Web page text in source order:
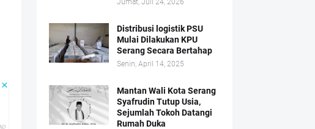
Jumat, Juli 24, 2026
Distribusi logistik PSU
Mulai Dilakukan KPU
Serang Secara Bertahap
Senin, April 14, 2025
Mantan Wali Kota Serang
Syafrudin Tutup Usia,
Sejumlah Tokoh Datangi
Rumah Duka